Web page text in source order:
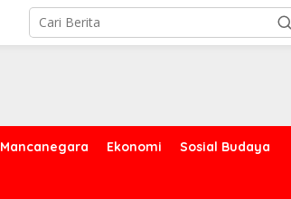
Mancanegara Ekonomi Sosial Budaya